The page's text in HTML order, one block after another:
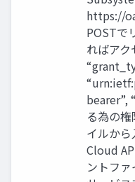
https://
POSTで
ればア
bearer”,
る為の
イルか
Cloud
ントフ